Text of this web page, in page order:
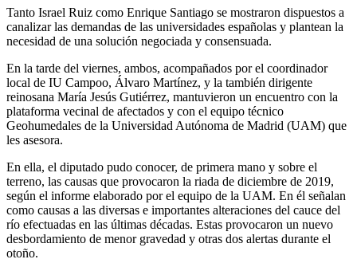
Tanto Israel Ruiz como Enrique Santiago se mostraron dispuestos a
canalizar las demandas de las universidades españolas y plantean la
necesidad de una solución negociada y consensuada.
En la tarde del viernes, ambos, acompañados por el coordinador
local de IU Campoo, Álvaro Martínez, y la también dirigente
reinosana María Jesús Gutiérrez, mantuvieron un encuentro con la
plataforma vecinal de afectados y con el equipo técnico
Geohumedales de la Universidad Autónoma de Madrid (UAM) que
les asesora.
En ella, el diputado pudo conocer, de primera mano y sobre el
terreno, las causas que provocaron la riada de diciembre de 2019,
según el informe elaborado por el equipo de la UAM. En él señalan
como causas a las diversas e importantes alteraciones del cauce del
río efectuadas en las últimas décadas. Estas provocaron un nuevo
desbordamiento de menor gravedad y otras dos alertas durante el
otoño.